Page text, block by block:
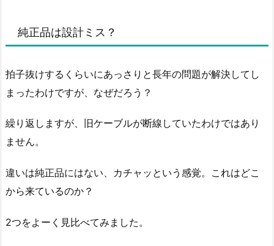
純正品は設計ミス？
拍子抜けするくらいにあっさりと長年の問題が解決してし
まったわけですが、なぜだろう？
繰り返しますが、旧ケーブルが断線していたわけではあり
ません。
違いは純正品にはない、カチャッという感覚。これはどこ
から来ているのか？
2つをよーく見比べてみました。